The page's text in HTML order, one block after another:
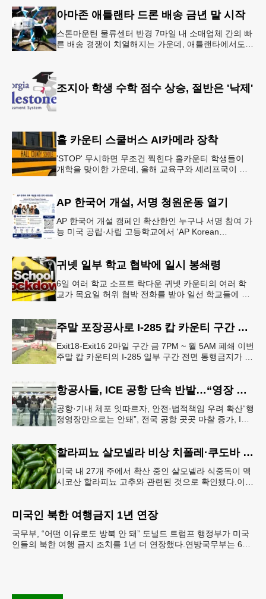
아마존 애틀랜타 드론 배송 금년 말 시작
스톤마운틴 물류센터 반경 7마일 내 소매업체 간의 빠
른 배송 경쟁이 치열해지는 가운데, 애틀랜타에서도
조지아 학생 수학 점수 상승, 절반은 '낙제'
홀 카운티 스쿨버스 AI카메라 장착
'STOP' 무시하면 무조건 찍힌다 홀카운티 학생들이
개학을 맞이한 가운데, 올해 교육구와 셰리프국이 학
AP 한국어 개설, 서명 청원운동 열기
AP 한국어 개설 캠페인 확산한인 누구나 서명 참여 가
능 미국 공립·사립 고등학교에서 'AP Korean
귀넷 일부 학교 협박에 일시 봉쇄령
6일 여러 학교 소프트 락다운 귀넷 카운티의 여러 학
교가 목요일 허위 협박 전화를 받아 일선 학교들에 일
주말 포장공사로 I-285 캅 카운티 구간 통행금지
Exit18-Exit16 2마일 구간 금 7PM ~ 월 5AM 폐쇄 이번
주말 캅 카운티의 I-285 일부 구간 전면 통행금지가 시
항공사들, ICE 공항 단속 반발…“영장 없인 협조 불가”
공항·기내 체포 잇따르자, 안전·법적책임 우려 확산“행
정영장만으로는 안돼”, 전국 공항 곳곳 마찰 증가, ICE
할라피뇨 살모넬라 비상 치폴레·쿠도바 긴급 회수
미국 내 27개 주에서 확산 중인 살모넬라 식중독이 멕
시코산 할라피뇨 고추와 관련된 것으로 확인됐다.이에
미국인 북한 여행금지 1년 연장
국무부, “어떤 이유로도 방북 안 돼” 도널드 트럼프 행정부가 미국
인들의 북한 여행 금지 조치를 1년 더 연장했다.연방국무부는 6일